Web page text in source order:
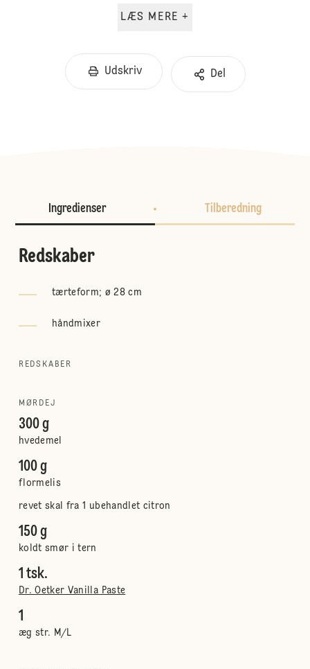
LÆS MERE +
Udskriv Del
Ingredienser Tilberedning
Redskaber
tærteform; ø 28 cm
håndmixer
REDSKABER
MØRDEJ
300 g
hvedemel
100 g
flormelis
revet skal fra 1 ubehandlet citron
150 g
koldt smør i tern
1 tsk.
Dr. Oetker Vanilla Paste
1
æg str. M/L